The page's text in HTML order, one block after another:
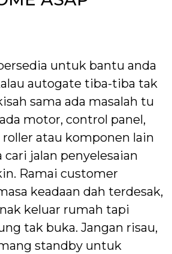
untuk bantu anda
autogate tiba-tiba tak
sama ada masalah tu
motor, control panel,
atau komponen lain
cari jalan penyelesaian
Ramai customer
keadaan dah terdesak,
keluar rumah tapi
tak buka. Jangan risau,
standby untuk